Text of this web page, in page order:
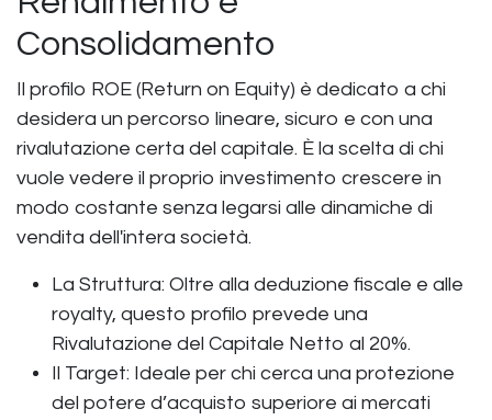
Consolidamento
Il profilo ROE (Return on Equity) è dedicato a chi
desidera un percorso lineare, sicuro e con una
rivalutazione certa del capitale. È la scelta di chi
vuole vedere il proprio investimento crescere in
modo costante senza legarsi alle dinamiche di
vendita dell'intera società.
La Struttura: Oltre alla deduzione fiscale e alle
royalty, questo profilo prevede una
Rivalutazione del Capitale Netto al 20%.
Il Target: Ideale per chi cerca una protezione
del potere d’acquisto superiore ai mercati